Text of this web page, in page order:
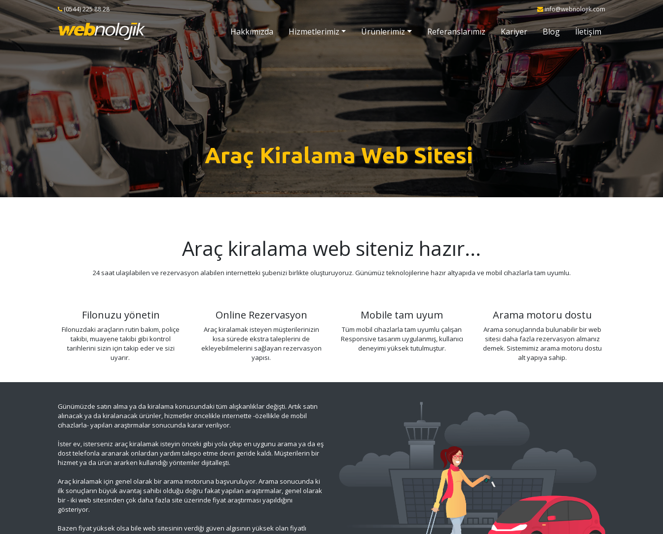
(0544) 225 88 28 info@webnolojik.com
Hakkımızda Hizmetlerimiz Ürünlerimiz Referanslarımız Kariyer Blog İletişim
Araç Kiralama Web Sitesi
Araç kiralama web siteniz hazır...
24 saat ulaşılabilen ve rezervasyon alabilen internetteki şubenizi birlikte oluşturuyoruz. Günümüz teknolojilerine hazır altyapıda ve mobil cihazlarla tam uyumlu.
Filonuzu yönetin
Filonuzdaki araçların rutin bakım, poliçe
takibi, muayene takibi gibi kontrol
tarihlerini sizin için takip eder ve sizi
uyarır.
Online Rezervasyon
Araç kiralamak isteyen müşterilerinizin
kısa sürede ekstra taleplerini de
ekleyebilmelerini sağlayan rezervasyon
yapısı.
Mobile tam uyum
Tüm mobil cihazlarla tam uyumlu çalışan
Responsive tasarım uygulanmış, kullanıcı
deneyimi yüksek tutulmuştur.
Arama motoru dostu
Arama sonuçlarında bulunabilir bir web
sitesi daha fazla rezervasyon almanız
demek. Sistemimiz arama motoru dostu
alt yapıya sahip.
Günümüzde satın alma ya da kiralama konusundaki tüm alışkanlıklar değişti. Artık satın
alınacak ya da kiralanacak ürünler, hizmetler öncelikle internette -özellikle de mobil
cihazlarla- yapılan araştırmalar sonucunda karar veriliyor.
İster ev, isterseniz araç kiralamak isteyin önceki gibi yola çıkıp en uygunu arama ya da eş
dost telefonla aranarak onlardan yardım talepo etme devri geride kaldı. Müşterilerin bir
hizmet ya da ürün ararken kullandığı yöntemler dijitalleşti.
Araç kiralamak için genel olarak bir arama motoruna başvuruluyor. Arama sonucunda ki
ilk sonuçların büyük avantaj sahibi olduğu doğru fakat yapılan araştırmalar, genel olarak
bir - iki web sitesinden çok daha fazla site üzerinde fiyat araştırması yapıldığını
gösteriyor.
Bazen fiyat yüksek olsa bile web sitesinin verdiği güven algısının yüksek olan fiyatlı